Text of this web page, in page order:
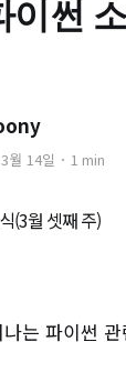
이썬
월 14일 1 min
는 파이썬